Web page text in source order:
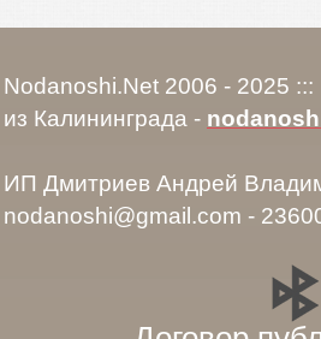
Nodanoshi.Net 2006 - 2025
из Калининграда -
ИП Дмитриев Андрей
nodanoshi@gmail.com -